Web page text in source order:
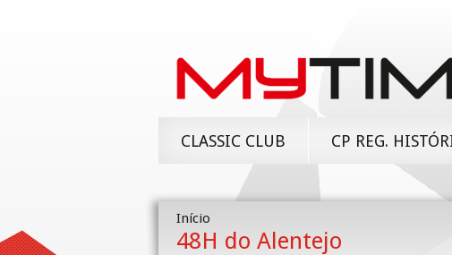
CLASSIC CLUB CP REG.
Início
48H do Alentejo